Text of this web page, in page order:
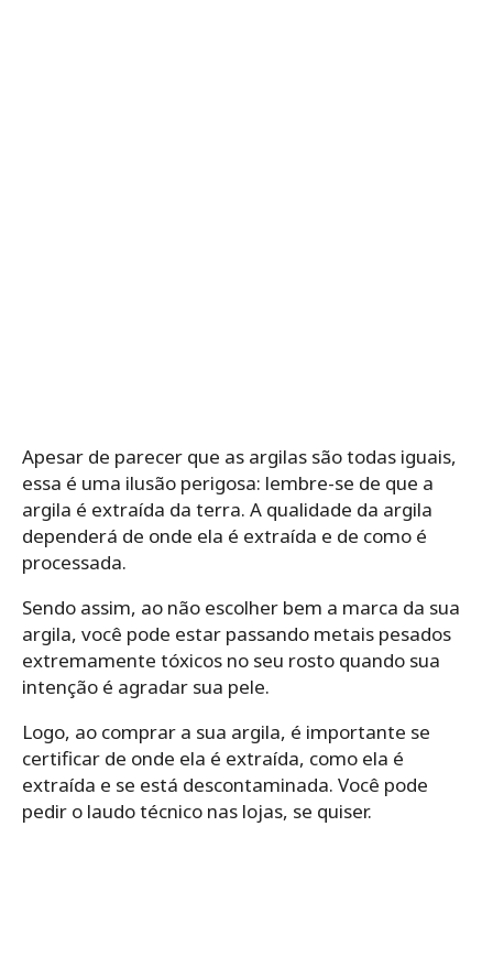
Apesar de parecer que as argilas são todas iguais,
essa é uma ilusão perigosa: lembre-se de que a
argila é extraída da terra. A qualidade da argila
dependerá de onde ela é extraída e de como é
processada.
Sendo assim, ao não escolher bem a marca da sua
argila, você pode estar passando metais pesados
extremamente tóxicos no seu rosto quando sua
intenção é agradar sua pele.
Logo, ao comprar a sua argila, é importante se
certificar de onde ela é extraída, como ela é
extraída e se está descontaminada. Você pode
pedir o laudo técnico nas lojas, se quiser.